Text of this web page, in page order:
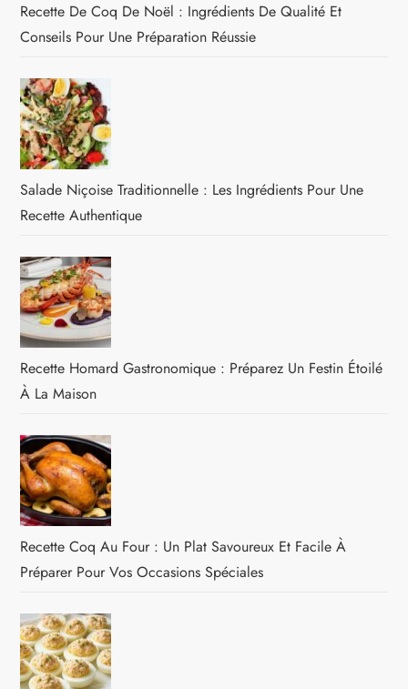
Recette De Coq De Noël : Ingrédients De Qualité Et
Conseils Pour Une Préparation Réussie
Salade Niçoise Traditionnelle : Les Ingrédients Pour Une
Recette Authentique
Recette Homard Gastronomique : Préparez Un Festin Étoilé
À La Maison
Recette Coq Au Four : Un Plat Savoureux Et Facile À
Préparer Pour Vos Occasions Spéciales